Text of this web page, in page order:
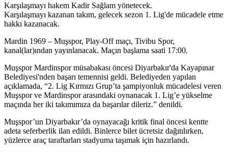
Karşılaşmayı hakem Kadir Sağlam yönetecek.
Karşılaşmayı kazanan takım, gelecek sezon 1. Lig'de mücadele etme
hakkı kazanacak.
Mardin 1969 – Muşspor, Play-Off maçı, Tivibu Spor,
kanal(lar)ından yayınlanacak. Maçın başlama saati 17:00.
Muşspor Mardinspor müsabakası öncesi Diyarbakır'da Kayapınar
Belediyesi'nden başarı temennisi geldi. Belediyeden yapılan
açıklamada, “2. Lig Kırmızı Grup’ta şampiyonluk mücadelesi veren
Muşspor ve Mardinspor arasındaki oynanacak 1. Lig’e yükselme
maçında her iki takımımıza da başarılar dileriz.” denildi.
Muşspor’un Diyarbakır’da oynayacağı kritik final öncesi kentte
adeta seferberlik ilan edildi. Binlerce bilet ücretsiz dağıtılırken,
yüzlerce araç taraftarları stadyuma taşımak için hazırlandı.